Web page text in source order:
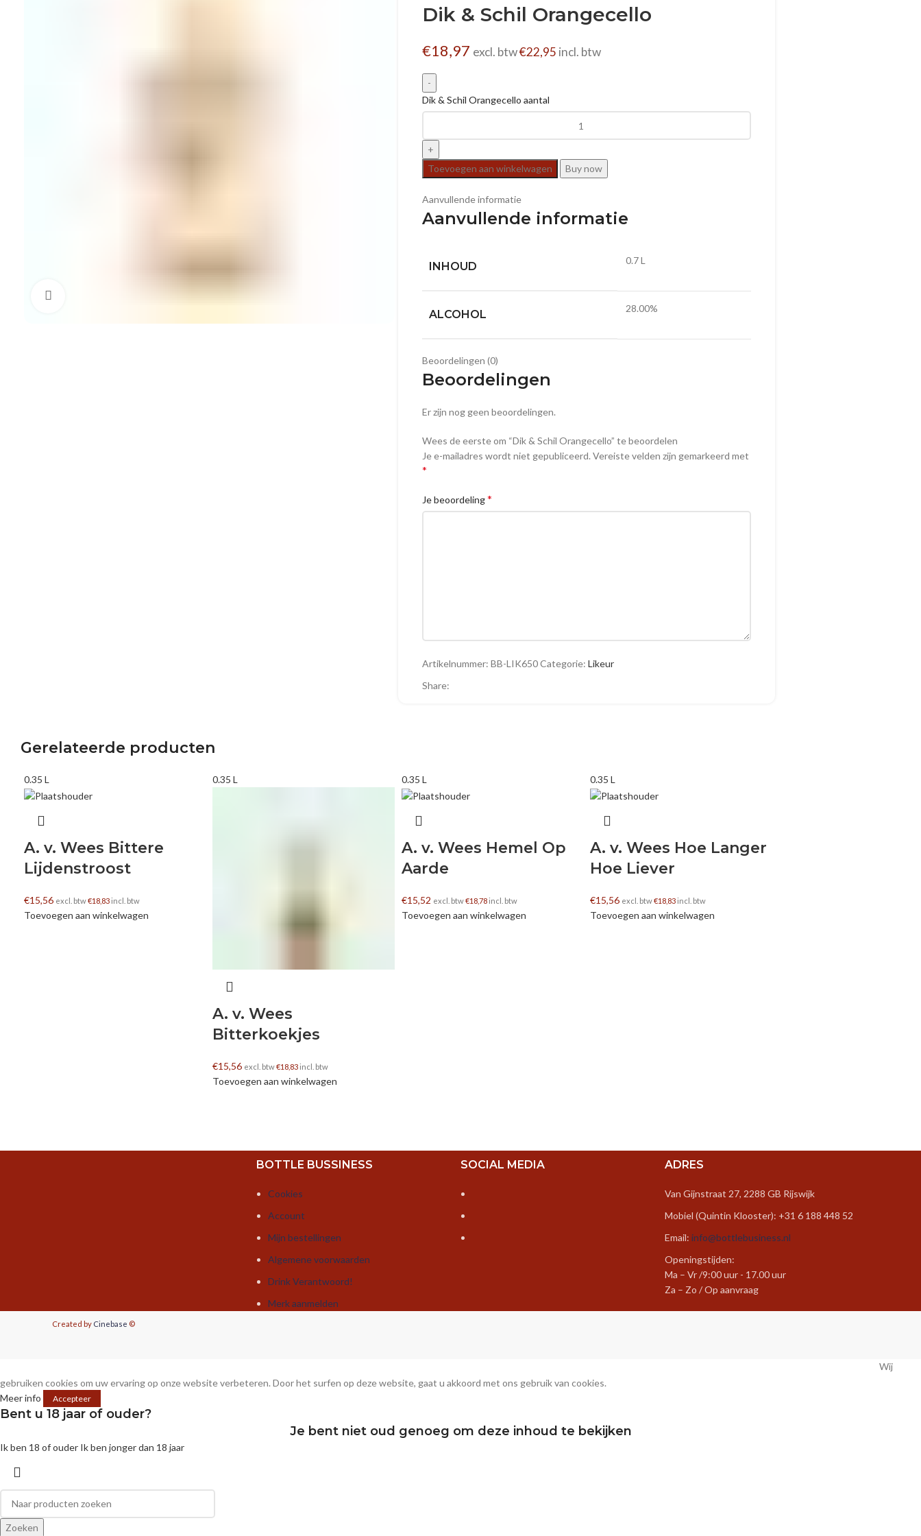
Dik & Schil Orangecello
€18,97 excl. btw€22,95 incl. btw
Dik & Schil Orangecello aantal
Toevoegen aan winkelwagen Buy now
Aanvullende informatie
Aanvullende informatie
INHOUD 0.7 L
ALCOHOL 28.00%
Beoordelingen (0)
Beoordelingen
Er zijn nog geen beoordelingen.
Wees de eerste om “Dik & Schil Orangecello” te beoordelen
Je e-mailadres wordt niet gepubliceerd. Vereiste velden zijn gemarkeerd met
*
Je beoordeling*
Naam
Artikelnummer: BB-LIK650Categorie: Likeur
Share:
Gerelateerde producten
0.35 L
A. v. Wees Bittere
Lijdenstroost
€15,56 excl. btw€18,83 incl. btw
Toevoegen aan winkelwagen
0.35 L
A. v. Wees
Bitterkoekjes
€15,56 excl. btw€18,83 incl. btw
Toevoegen aan winkelwagen
0.35 L
A. v. Wees Hemel Op
Aarde
€15,52 excl. btw€18,78incl. btw
Toevoegen aan winkelwagen
0.35 L
A. v. Wees Hoe Langer
Hoe Liever
€15,56 excl. btw€18,83incl. btw
Toevoegen aan winkelwagen
BOTTLE BUSSINESS
Cookies
Account
Mijn bestellingen
Algemene voorwaarden
Drink Verantwoord!
Merk aanmelden
SOCIAL MEDIA ADRES
Van Gijnstraat 27, 2288 GB Rijswijk
Mobiel (Quintin Klooster): +31 6 188 448 52
Email: info@bottlebusiness.nl
Openingstijden:
Ma – Vr /9:00 uur - 17.00 uur
Za – Zo / Op aanvraag
Created by Cinebase ©
Wij
gebruiken cookies om uw ervaring op onze website verbeteren. Door het surfen op deze website, gaat u akkoord met ons gebruik van cookies.
Meer info
Accepteer
Bent u 18 jaar of ouder?
Je bent niet oud genoeg om deze inhoud te bekijken
Ik ben 18 of ouder Ik ben jonger dan 18 jaar
Zoeken